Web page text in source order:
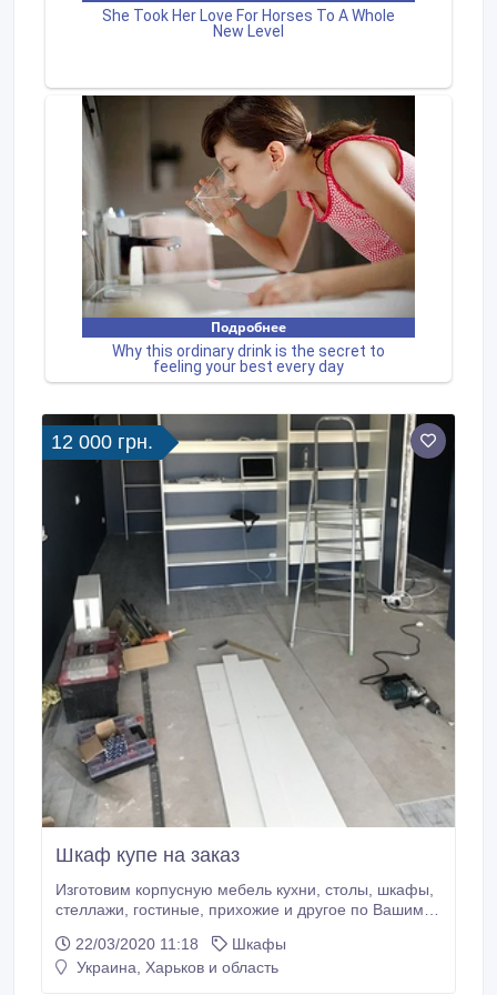
12 000 грн.
Шкаф купе на заказ
Изготовим корпусную мебель кухни, столы, шкафы,
стеллажи, гостиные, прихожие и другое по Вашим
изготовим детали по Вашим размерам засверлим
Ваши детали, согласно разработанного чертежа
22/03/2020 11:18
Шкафы
Украина, Харьков и область